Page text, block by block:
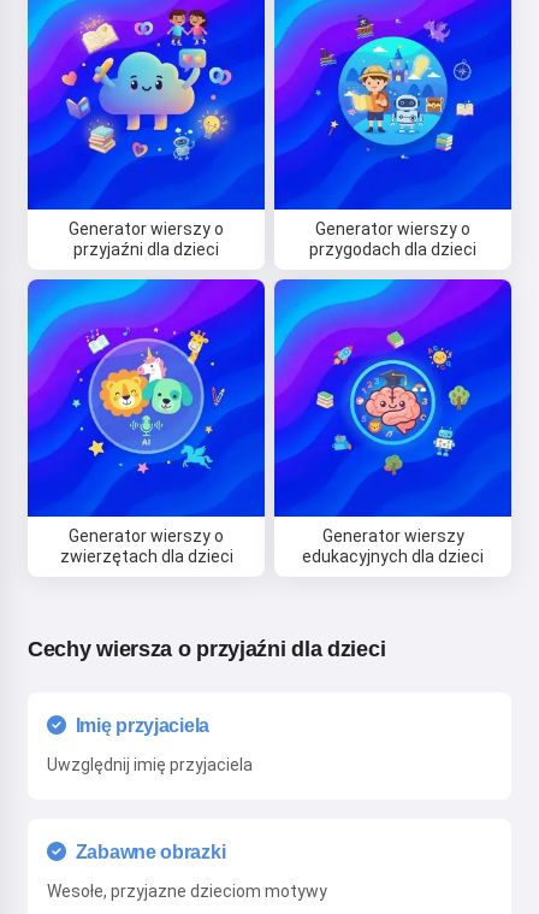
Generator wierszy o
przyjaźni dla dzieci
Generator wierszy o
przygodach dla dzieci
Generator wierszy o
zwierzętach dla dzieci
Generator wierszy
edukacyjnych dla dzieci
Cechy wiersza o przyjaźni dla dzieci
Imię przyjaciela
Uwzględnij imię przyjaciela
Zabawne obrazki
Wesołe, przyjazne dzieciom motywy
Cześć! Jestem Storiko 👋
Opowiadam magiczne сказки na
dobranoc dla Twoich dzieci 🌟
Przeczytaj сказkę
Rozpoczynając korzystanie z serwisu, akceptujesz:
Regulamin, Polityka prywatności, Polityka zwrotów